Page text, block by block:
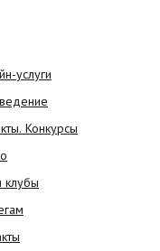
услуги
Конкурсы